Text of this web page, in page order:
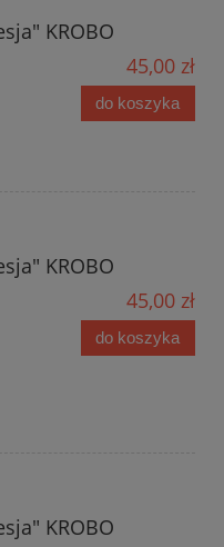
KROBO
45,00 zł
do koszyka
KROBO
45,00 zł
do koszyka
KROBO